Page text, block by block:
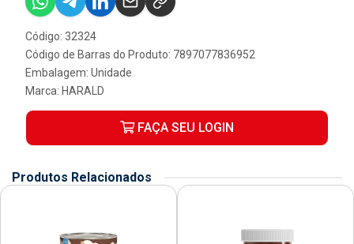
Código: 32324
Código de Barras do Produto: 7897077836952
Embalagem: Unidade
Marca: HARALD
FAÇA SEU LOGIN
Produtos Relacionados